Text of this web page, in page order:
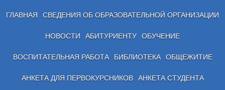
ГЛАВНАЯ СВЕДЕНИЯ ОБ ОБРАЗОВАТЕЛЬНОЙ ОРГАНИЗАЦИИ
НОВОСТИ АБИТУРИЕНТУ ОБУЧЕНИЕ
ВОСПИТАТЕЛЬНАЯ РАБОТА БИБЛИОТЕКА ОБЩЕЖИТИЕ
АНКЕТА ДЛЯ ПЕРВОКУРСНИКОВ АНКЕТА СТУДЕНТА